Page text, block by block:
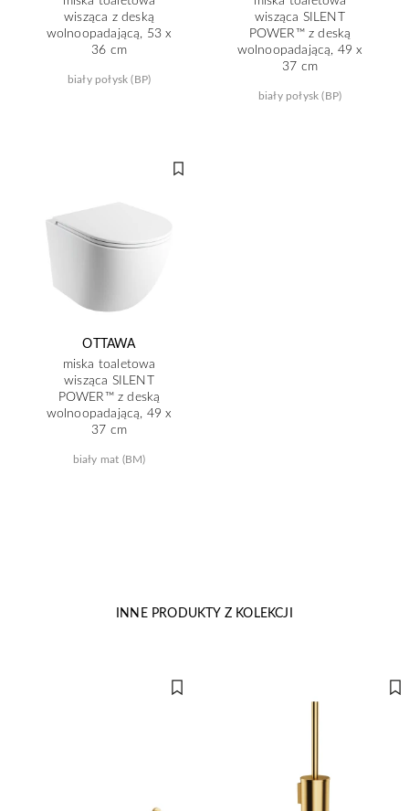
wisząca z deską
wolnoopadającą, 53 x
36 cm
biały połysk (BP)
wisząca SILENT
POWER™ z deską
wolnoopadającą, 49 x
37 cm
biały połysk (BP)
OTTAWA
miska toaletowa
wisząca SILENT
POWER™ z deską
wolnoopadającą, 49 x
37 cm
biały mat (BM)
INNE PRODUKTY Z KOLEKCJI